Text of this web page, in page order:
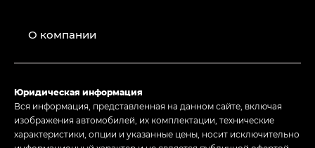
О компании
Юридическая информация
Вся информация, представленная на данном сайте, включая
изображения автомобилей, их комплектации, технические
характеристики, опции и указанные цены, носит исключительно